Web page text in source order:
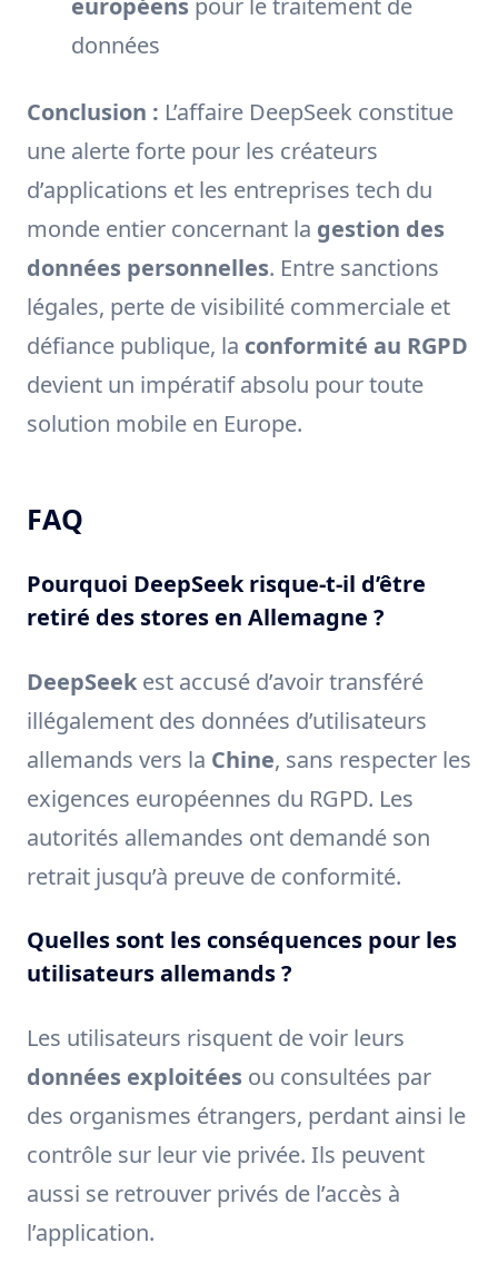
européens pour le traitement de
données
Conclusion : L’affaire DeepSeek constitue
une alerte forte pour les créateurs
d’applications et les entreprises tech du
monde entier concernant la gestion des
données personnelles. Entre sanctions
légales, perte de visibilité commerciale et
défiance publique, la conformité au RGPD
devient un impératif absolu pour toute
solution mobile en Europe.
FAQ
Pourquoi DeepSeek risque-t-il d’être
retiré des stores en Allemagne ?
DeepSeek est accusé d’avoir transféré
illégalement des données d’utilisateurs
allemands vers la Chine, sans respecter les
exigences européennes du RGPD. Les
autorités allemandes ont demandé son
retrait jusqu’à preuve de conformité.
Quelles sont les conséquences pour les
utilisateurs allemands ?
Les utilisateurs risquent de voir leurs
données exploitées ou consultées par
des organismes étrangers, perdant ainsi le
contrôle sur leur vie privée. Ils peuvent
aussi se retrouver privés de l’accès à
l’application.